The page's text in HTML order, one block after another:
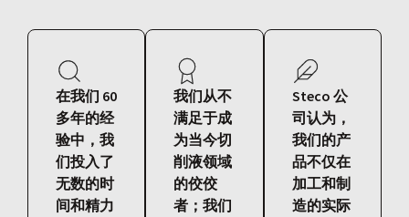
在我们 60
多年的经
验中，我
们投入了
无数的时
间和精力
我们从不
满足于成
为当今切
削液领域
的佼佼
者；我们
Steco 公
司认为，
我们的产
品不仅在
加工和制
造的实际